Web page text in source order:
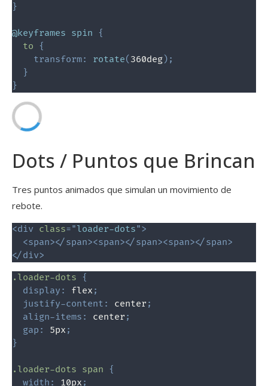
}
@keyframes spin
{
to
{
transform: rotate( 360deg) ;
}
}
Dots / Puntos que Brincan
Tres puntos animados que simulan un movimiento de
rebote.
<div class="loader-dots">
<span></span><span></span><span></span>
</div>
.loader-dots
{
display : flex ;
justify-content : center;
align-items : center;
gap : 5px ;
}
.loader-dots span
{
width : 10px ;